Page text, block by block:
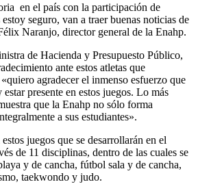
en el país con la participación de
seguro, van a traer buenas noticias de
Naranjo, director general de la Enahp.
de Hacienda y Presupuesto Público,
ante estos atletas que
agradecer el inmenso esfuerzo que
presente en estos juegos. Lo más
que la Enahp no sólo forma
a sus estudiantes».
juegos que se desarrollarán en el
de 11 disciplinas, dentro de las cuales se
y de cancha, fútbol sala y de cancha,
taekwondo y judo.